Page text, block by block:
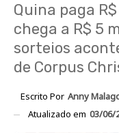
Quina paga
chega a R$ 5
sorteios
de Corpus
Escrito Por Anny
Atualizado em 03/06/